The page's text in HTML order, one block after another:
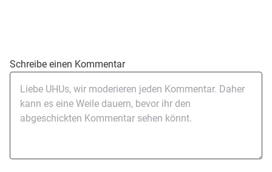
Schreibe einen Kommentar